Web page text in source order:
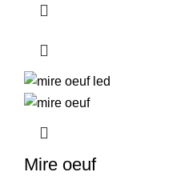
Mire oeuf